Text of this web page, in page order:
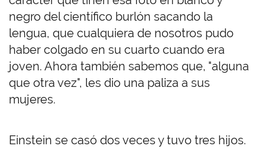
negro del científico burlón sacando la
lengua, que cualquiera de nosotros pudo
haber colgado en su cuarto cuando era
joven. Ahora también sabemos que, "alguna
que otra vez", les dio una paliza a sus
mujeres.
Einstein se casó dos veces y tuvo tres hijos.